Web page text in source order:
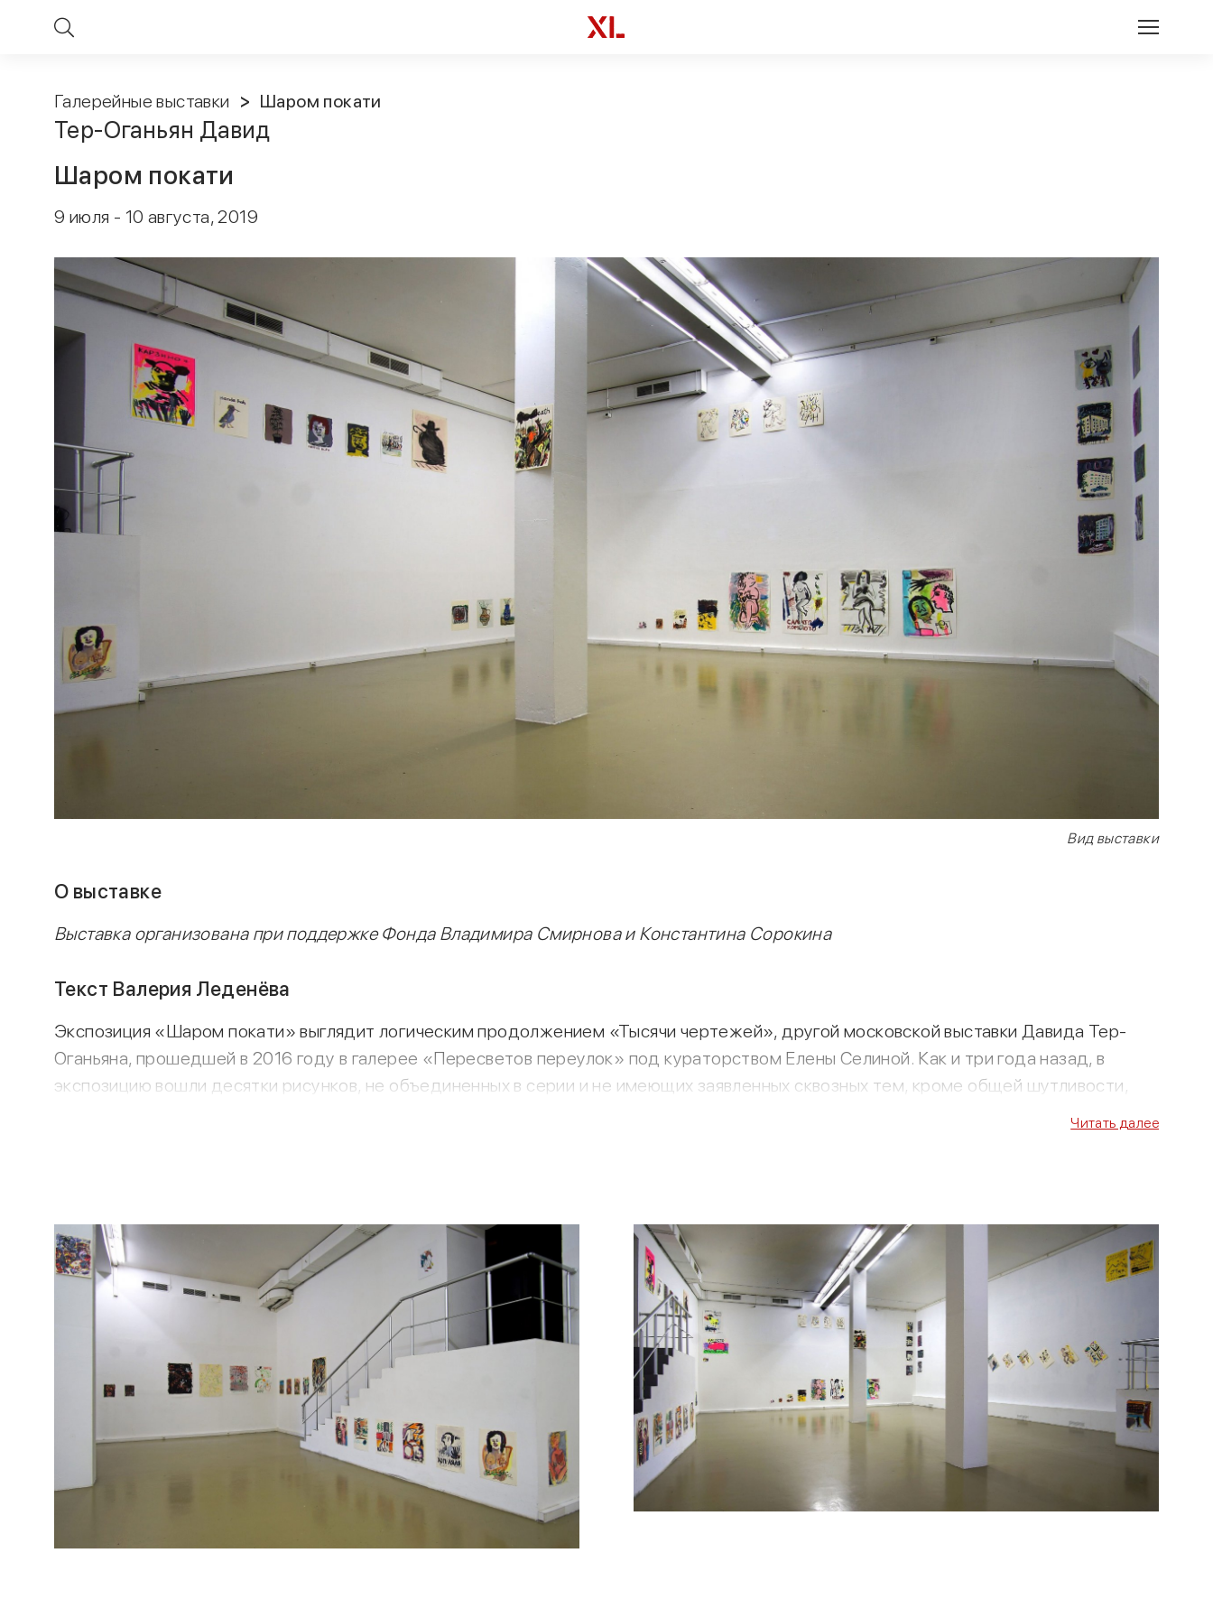
Галерейные выставки Шаром покати
Тер-Оганьян Давид
Шаром покати
9 июля - 10 августа, 2019
Вид выставки
О выставке
Выставка организована при поддержке Фонда Владимира Смирнова и Константина Сорокина
Текст Валерия Леденёва
Экспозиция «Шаром покати» выглядит логическим продолжением «Тысячи чертежей», другой московской выставки Давида Тер-
Оганьяна, прошедшей в 2016 году в галерее «Пересветов переулок» под кураторством Елены Селиной. Как и три года назад, в
экспозицию вошли десятки рисунков, не объединенных в серии и не имеющих заявленных сквозных тем, кроме общей шутливости,
графического анархизма на стыке анимации в духе 1980-х гг, компьютерной графики и мемов из социальных сетей. От прежних работ
Берлинскую биеннале, прошедшую в 2018 году, можно считать апологией этого медиума), продолжает оставаться основным
медиумом для множества авторов или приобретает статус такового, если вспомнить недавние проекты Хаима Сокола. Общим
знаменателем многих проектов – весьма условным, учитывая разнородность материала – можно считать обязательные во многих
случаях референции к конкретным ситуациям социальной несправедливости и эксцессов власти одновременно с эксплицированием
авторской позиции внутри определенных социо-культурных нарративов и идентичностей. Вспомнить хотя бы представленную
Риркритом Тираванией на 56-й Венецианской биеннале серию рисунков о демонстрациях в Тайланде, работы Отобонг Нканги и
Фирелей Баэс (58-я Венецианская и 10-я Берлинская биеннале соответственно) о проблемах постколониальной субъективности,
прошедший во Львове и Одессе и широко обсуждавшийся проект Никиты Кадана «(не)названные» с серией акварелей о массовых
репрессиях в Украине 1930-40-х гг. или работы Любайны Химид и Сары Хак, представленные опять же в 2018 году в Берлине и
осмысляющие «психологический поворот» в искусстве с характерными разговорами об индивидуальных психических ресурсах и
Графика Давида Тер-Оганьяна лишена подобных «точек прицепа». В них не стоит искать прямой социальной критики,
Читать далее